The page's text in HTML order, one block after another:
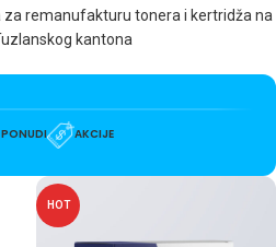
remanufakturu tonera i kertridža na
kantona
AKCIJE
HOT